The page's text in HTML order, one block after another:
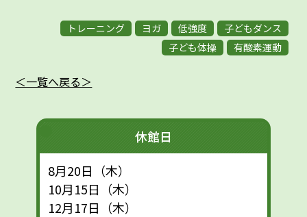
トレーニング ヨガ 低強度
子どもダンス
子ども体操
有酸素運動
＜一覧へ戻る＞
休館日
8月20日（木）
10月15日（木）
12月17日（木）